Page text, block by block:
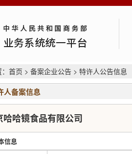
首页 > 备案企业公告 > 特许人公告信息
人备案信息
哈哈镜食品有限公司
信息